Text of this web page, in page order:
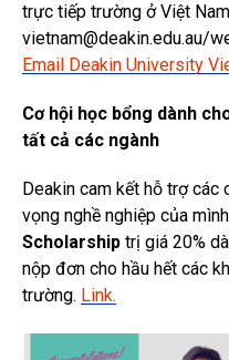
trực tiếp trường ở Việt
vietnam@deakin.edu.au/
Email Deakin University
Cơ hội học bổng dành
tất cả các ngành
Deakin cam kết hỗ trợ
vọng nghề nghiệp của
Scholarship trị giá 20%
nộp đơn cho hầu hết các
trường. Link.